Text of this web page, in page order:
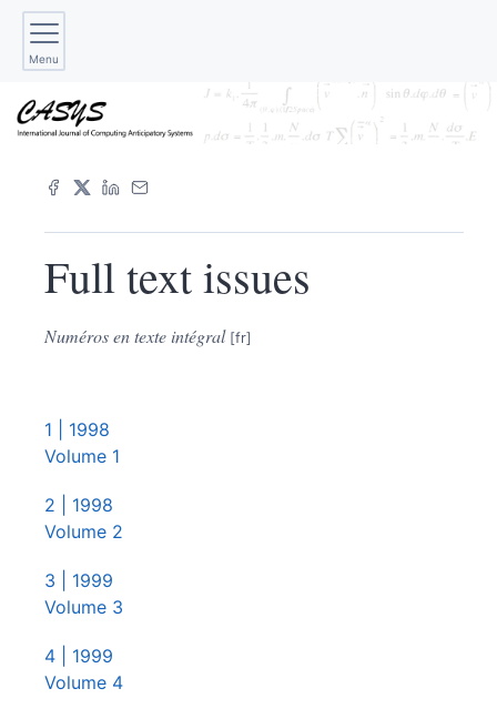
Menu
Full text issues
Numéros en texte intégral
1 | 1998
Volume 1
2 | 1998
Volume 2
3 | 1999
Volume 3
4 | 1999
Volume 4